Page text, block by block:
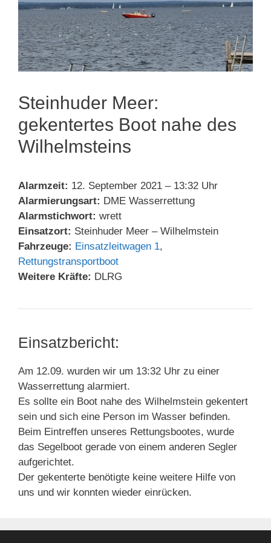
Steinhuder Meer:
gekentertes Boot nahe des
Wilhelmsteins
Alarmzeit: 12. September 2021 – 13:32 Uhr
Alarmierungsart: DME Wasserrettung
Alarmstichwort: wrett
Einsatzort: Steinhuder Meer – Wilhelmstein
Fahrzeuge: Einsatzleitwagen 1,
Rettungstransportboot
Weitere Kräfte: DLRG
Einsatzbericht:
Am 12.09. wurden wir um 13:32 Uhr zu einer
Wasserrettung alarmiert.
Es sollte ein Boot nahe des Wilhelmstein gekentert
sein und sich eine Person im Wasser befinden.
Beim Eintreffen unseres Rettungsbootes, wurde
das Segelboot gerade von einem anderen Segler
aufgerichtet.
Der gekenterte benötigte keine weitere Hilfe von
uns und wir konnten wieder einrücken.